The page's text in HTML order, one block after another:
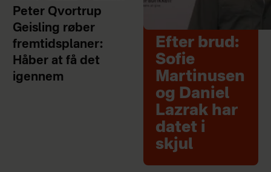
Peter Qvortrup
Geisling røber
fremtidsplaner:
Håber at få det
igennem
Efter brud:
Sofie
Martinusen
og Daniel
Lazrak har
datet i
skjul